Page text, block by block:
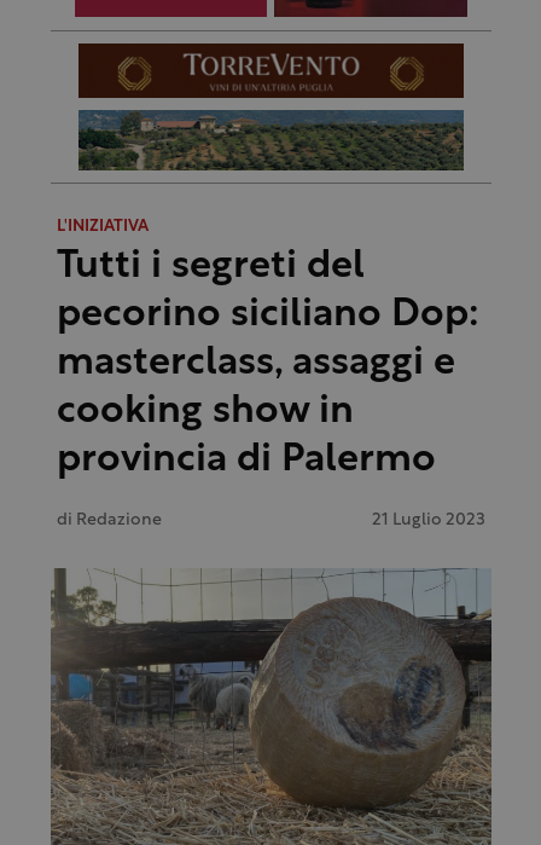
L'INIZIATIVA
Tutti i segreti del
pecorino siciliano Dop:
masterclass, assaggi e
cooking show in
provincia di Palermo
di Redazione 21 Luglio 2023